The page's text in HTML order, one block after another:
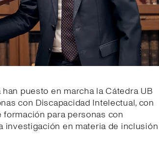
puesto en marcha la Cátedra UB
con Discapacidad Intelectual, con
para personas con
investigación en materia de inclusión